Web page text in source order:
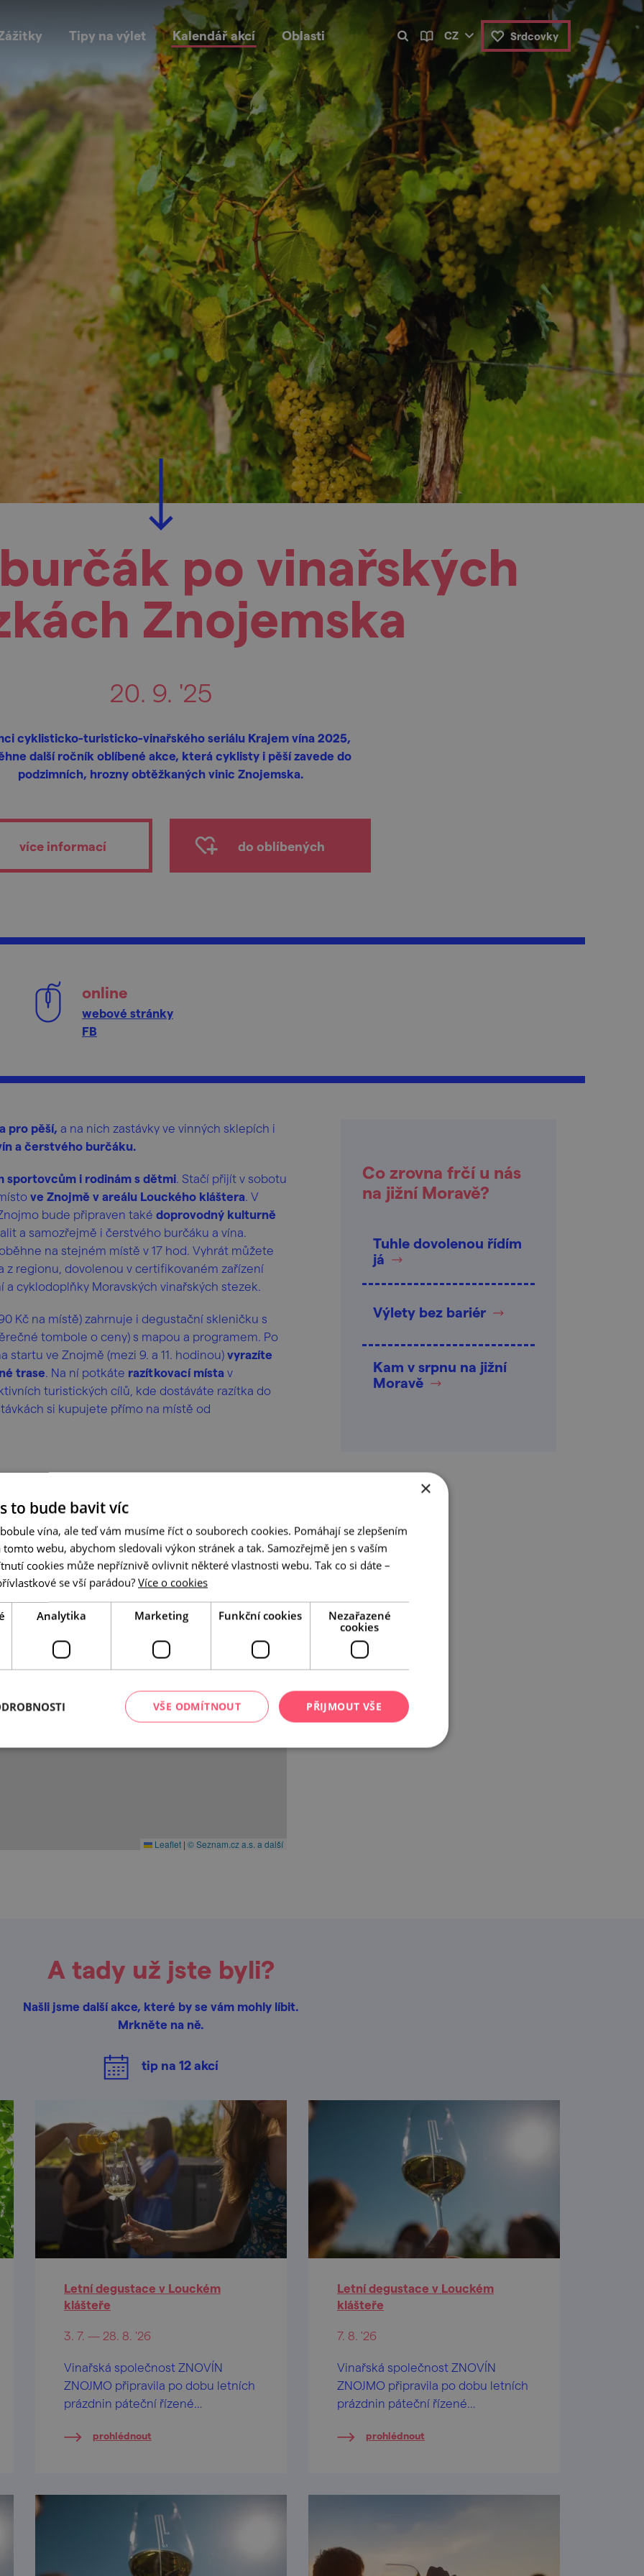
Tipy na výlet Kalendář akcí Oblasti CZ Srdcovky
po vinařských
Znojemska
20. 9. '25
cyklisticko-turisticko-vinařského seriálu Krajem vína 2025,
další ročník oblíbené akce, která cyklisty i pěší zavede do
podzimních, hrozny obtěžkaných vinic Znojemska.
více informací do oblíbených
online
webové stránky
FB
pro pěší, a na nich zastávky ve vinných sklepích i
a čerstvého burčáku.
sportovcům i rodinám s dětmi. Stačí přijít v sobotu
ve Znojmě v areálu Louckého kláštera. V
bude připraven také doprovodný kulturně
a samozřejmě i čerstvého burčáku a vína.
na stejném místě v 17 hod. Vyhrát můžete
z regionu, dovolenou v certifikovaném zařízení
cyklodoplňky Moravských vinařských stezek.
Kč na místě) zahrnuje i degustační skleničku s
tombole o ceny) s mapou a programem. Po
ve Znojmě (mezi 9. a 11. hodinou) vyrazíte
trase. Na ní potkáte razítkovací místa v
turistických cílů, kde dostáváte razítka do
si kupujete přímo na místě od
Leaflet | © Seznam.cz a.s. a další
Co zrovna frčí u nás
na jižní Moravě?
Tuhle dovolenou řídím
já
Výlety bez bariér
Kam v srpnu na jižní
Moravě
A tady už jste byli?
Našli jsme další akce, které by se vám mohly líbit.
Mrkněte na ně.
tip na 12akcí
Letní degustace v Louckém
klášteře
3. 7. — 28. 8. '26
Vinařská společnost ZNOVÍN
ZNOJMO připravila po dobu letních
prázdnin páteční řízené
barokního Louckého kláštera ve
prohlédnout
Letní degustace v Louckém
klášteře
7. 8. '26
Vinařská společnost ZNOVÍN
ZNOJMO připravila po dobu letních
prázdnin páteční řízené
barokního Louckého kláštera ve
prohlédnout
×
to bude bavit víc
vína, ale teď vám musíme říct o souborech cookies. Pomáhají se zlepšením
tomto webu, abychom sledovali výkon stránek a tak. Samozřejmě jen s vaším
cookies může nepříznivě ovlivnit některé vlastnosti webu. Tak co si dáte –
se vší parádou? Více o cookies
Analytika Marketing Funkční cookies
Nezařazené
cookies
PŘIJMOUT VŠE
VŠE ODMÍTNOUT